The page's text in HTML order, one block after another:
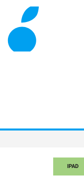
IPAD